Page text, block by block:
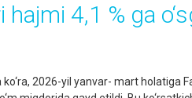
4,1 % ga
2026-yil yanvar- mart holatiga